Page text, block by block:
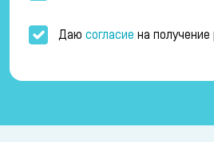
Даю согласие на